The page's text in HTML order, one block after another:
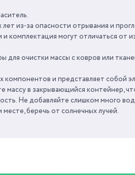
из-за опасности отрывания и
комплектация могут отличаться от
очистки массы с ковров или
компонентов и представляет
массу в закрывающийся контейнер,
Не добавляйте слишком много
беречь от солнечных лучей.
3:56 мин